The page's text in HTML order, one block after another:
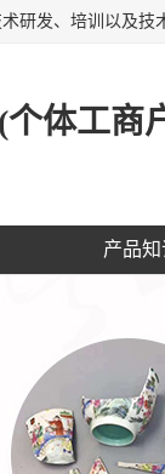
体工商
产品知